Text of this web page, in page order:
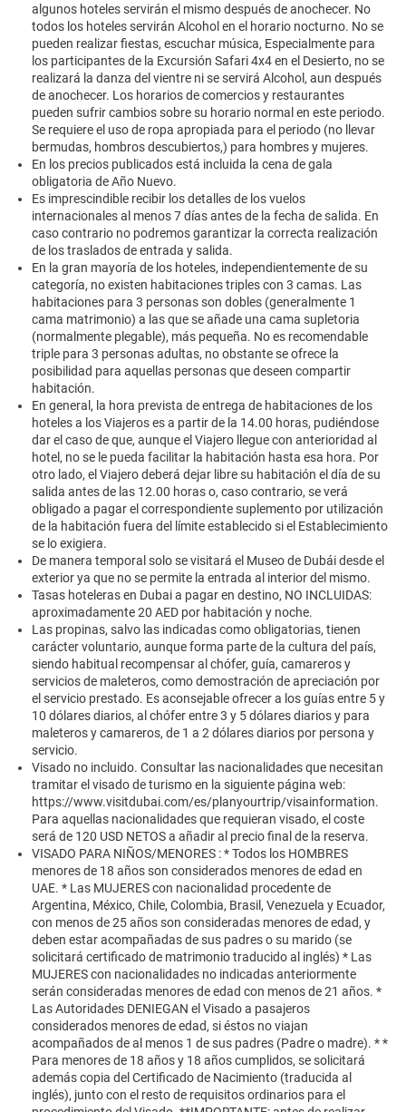
algunos hoteles servirán el mismo después de anochecer. No
todos los hoteles servirán Alcohol en el horario nocturno. No se
pueden realizar fiestas, escuchar música, Especialmente para
los participantes de la Excursión Safari 4x4 en el Desierto, no se
realizará la danza del vientre ni se servirá Alcohol, aun después
de anochecer. Los horarios de comercios y restaurantes
pueden sufrir cambios sobre su horario normal en este periodo.
Se requiere el uso de ropa apropiada para el periodo (no llevar
bermudas, hombros descubiertos,) para hombres y mujeres.
En los precios publicados está incluida la cena de gala
obligatoria de Año Nuevo.
Es imprescindible recibir los detalles de los vuelos
internacionales al menos 7 días antes de la fecha de salida. En
caso contrario no podremos garantizar la correcta realización
de los traslados de entrada y salida.
En la gran mayoría de los hoteles, independientemente de su
categoría, no existen habitaciones triples con 3 camas. Las
habitaciones para 3 personas son dobles (generalmente 1
cama matrimonio) a las que se añade una cama supletoria
(normalmente plegable), más pequeña. No es recomendable
triple para 3 personas adultas, no obstante se ofrece la
posibilidad para aquellas personas que deseen compartir
habitación.
En general, la hora prevista de entrega de habitaciones de los
hoteles a los Viajeros es a partir de la 14.00 horas, pudiéndose
dar el caso de que, aunque el Viajero llegue con anterioridad al
hotel, no se le pueda facilitar la habitación hasta esa hora. Por
otro lado, el Viajero deberá dejar libre su habitación el día de su
salida antes de las 12.00 horas o, caso contrario, se verá
obligado a pagar el correspondiente suplemento por utilización
de la habitación fuera del límite establecido si el Establecimiento
se lo exigiera.
De manera temporal solo se visitará el Museo de Dubái desde el
exterior ya que no se permite la entrada al interior del mismo.
Tasas hoteleras en Dubai a pagar en destino, NO INCLUIDAS:
aproximadamente 20 AED por habitación y noche.
Las propinas, salvo las indicadas como obligatorias, tienen
carácter voluntario, aunque forma parte de la cultura del país,
siendo habitual recompensar al chófer, guía, camareros y
servicios de maleteros, como demostración de apreciación por
el servicio prestado. Es aconsejable ofrecer a los guías entre 5 y
10 dólares diarios, al chófer entre 3 y 5 dólares diarios y para
maleteros y camareros, de 1 a 2 dólares diarios por persona y
servicio.
Visado no incluido. Consultar las nacionalidades que necesitan
tramitar el visado de turismo en la siguiente página web:
https://www.visitdubai.com/es/planyourtrip/visainformation.
Para aquellas nacionalidades que requieran visado, el coste
será de 120 USD NETOS a añadir al precio final de la reserva.
VISADO PARA NIÑOS/MENORES : * Todos los HOMBRES
menores de 18 años son considerados menores de edad en
UAE. * Las MUJERES con nacionalidad procedente de
Argentina, México, Chile, Colombia, Brasil, Venezuela y Ecuador,
con menos de 25 años son consideradas menores de edad, y
deben estar acompañadas de sus padres o su marido (se
solicitará certificado de matrimonio traducido al inglés) * Las
MUJERES con nacionalidades no indicadas anteriormente
serán consideradas menores de edad con menos de 21 años. *
Las Autoridades DENIEGAN el Visado a pasajeros
considerados menores de edad, si éstos no viajan
acompañados de al menos 1 de sus padres (Padre o madre). * *
Para menores de 18 años y 18 años cumplidos, se solicitará
además copia del Certificado de Nacimiento (traducida al
inglés), junto con el resto de requisitos ordinarios para el